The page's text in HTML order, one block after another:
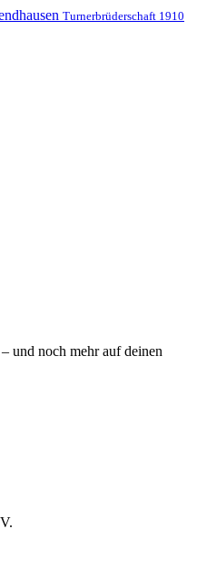
Turnerbrüderschaft 1910
und noch mehr auf deinen